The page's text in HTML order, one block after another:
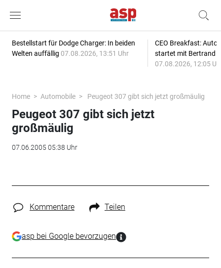
Bestellstart für Dodge Charger: In beiden
Welten auffällig 07.08.2026, 13:51 Uhr
CEO Breakfast:
startet mit Bertrand
07.08.2026, 12:05
Home Automobile Peugeot 307 gibt sich jetzt großmäulig
Peugeot 307 gibt sich jetzt
großmäulig
07.06.2005 05:38 Uhr
Kommentare Teilen
asp bei Google bevorzugen